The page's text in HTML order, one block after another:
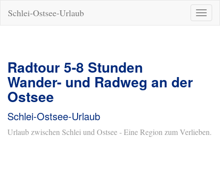
ein-/
Schlei-Ostsee-Urlaub
Radtour 5-8 Stunden
Wander- und Radweg an der
Ostsee
Schlei-Ostsee-Urlaub
Urlaub zwischen Schlei und Ostsee - Eine Region zum Verlieben.